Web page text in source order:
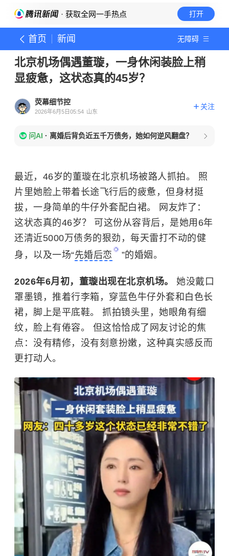
· 获取全网一手热点 打开
首页 新闻 无障碍
北京机场偶遇董璇，一身休闲装脸上稍
显疲惫，这状态真的45岁？
荧幕细节控
2026年6月5日05:54 山东
关注
问AI · 离婚后背负近五千万债务，她如何逆风翻盘？
最近，46岁的董璇在北京机场被路人抓拍。 照
片里她脸上带着长途飞行后的疲惫，但身材挺
拔，一身简单的牛仔外套配白裙。 网友炸了：
这状态真的46岁？ 可这份从容背后，是她用6年
还清近5000万债务的狠劲，每天雷打不动的健
身，以及一场“先婚后恋 ”的婚姻。
2026年6月初，董璇出现在北京机场。 她没戴口
罩墨镜，推着行李箱，穿蓝色牛仔外套和白色长
裙，脚上是平底鞋。 抓拍镜头里，她眼角有细
纹，脸上有倦容。 但这恰恰成了网友讨论的焦
点：没有精修，没有刻意扮嫩，这种真实感反而
更打动人。